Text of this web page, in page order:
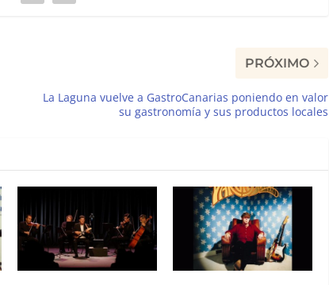
PRÓXIMO
La Laguna vuelve a GastroCanarias poniendo en valor
su gastronomía y sus productos locales